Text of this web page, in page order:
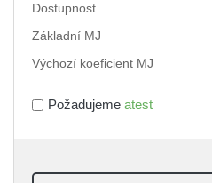
Dostupnost
Základní MJ
Výchozí koeficient MJ
Požadujeme atest